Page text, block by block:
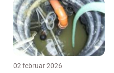
02 februar 2026